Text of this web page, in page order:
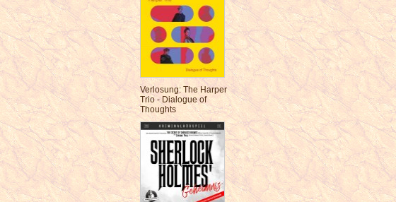
Verlosung: The Harper
Trio - Dialogue of
Thoughts